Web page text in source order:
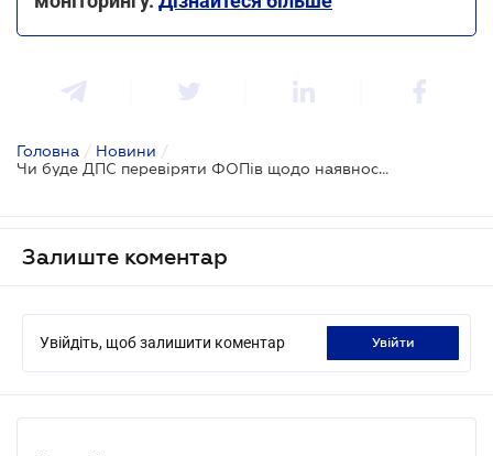
Головна / Новини /
Чи буде ДПС перевіряти ФОПів щодо наявності касових апаратів з 1 січня
Залиште коментар
Увійдіть, щоб залишити коментар увійти